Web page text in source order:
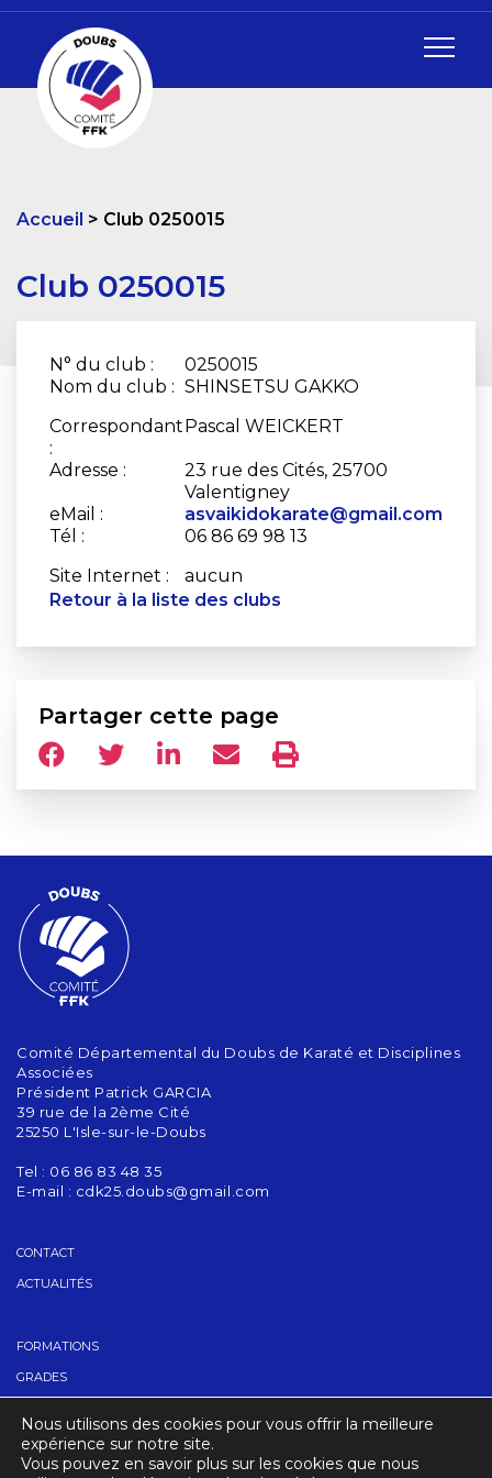
Accueil Club 0250015
Club 0250015
N° du club :
0250015
Nom du club : SHINSETSU GAKKO
Correspondant
:
Pascal WEICKERT
Adresse :
23 rue des Cités, 25700
Valentigney
eMail :
asvaikidokarate@gmail.com
Tél :
06 86 69 98 13
Site Internet :
aucun
Retour à la liste des clubs
Partager cette page
Comité Départemental du Doubs de Karaté et Disciplines
Associées
Président Patrick GARCIA
39 rue de la 2ème Cité
25250 L'Isle-sur-le-Doubs
Tel : 06 86 83 48 35
E-mail : cdk25.doubs@gmail.com
CONTACT
ACTUALITÉS
FORMATIONS
GRADES
ACCUEIL
Nous utilisons des cookies pour vous offrir la meilleure
expérience sur notre site.
Vous pouvez en savoir plus sur les cookies que nous